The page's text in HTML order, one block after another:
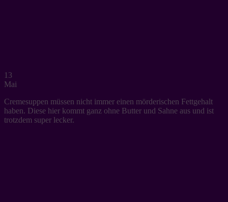
13
Mai
Cremesuppen müssen nicht immer einen mörderischen Fettgehalt
haben. Diese hier kommt ganz ohne Butter und Sahne aus und ist
trotzdem super lecker.